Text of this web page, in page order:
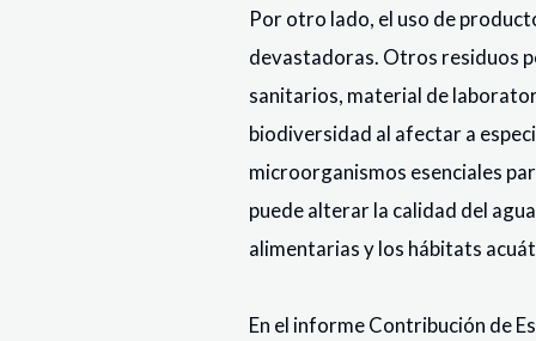
Por otro lado, el uso de
devastadoras. Otros residuos
sanitarios, material de
biodiversidad al afectar a
microorganismos esenciales
puede alterar la calidad del
alimentarias y los hábitats
En el informe Contribución de